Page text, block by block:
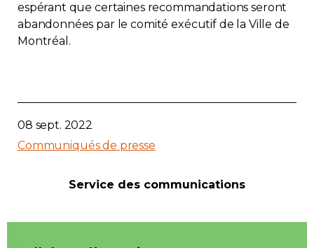
espérant que certaines recommandations seront
abandonnées par le comité exécutif de la Ville de
Montréal.
08 sept. 2022
Communiqués de presse
Service des communications